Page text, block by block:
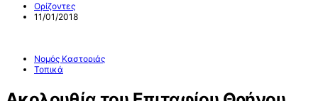
Ορίζοντες
11/01/2018
Νομός Καστοριάς
Τοπικά